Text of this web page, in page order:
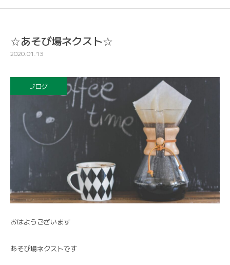
☆あそび場ネクスト☆
2020.01.13
ブログ
おはようございます
あそび場ネクストです